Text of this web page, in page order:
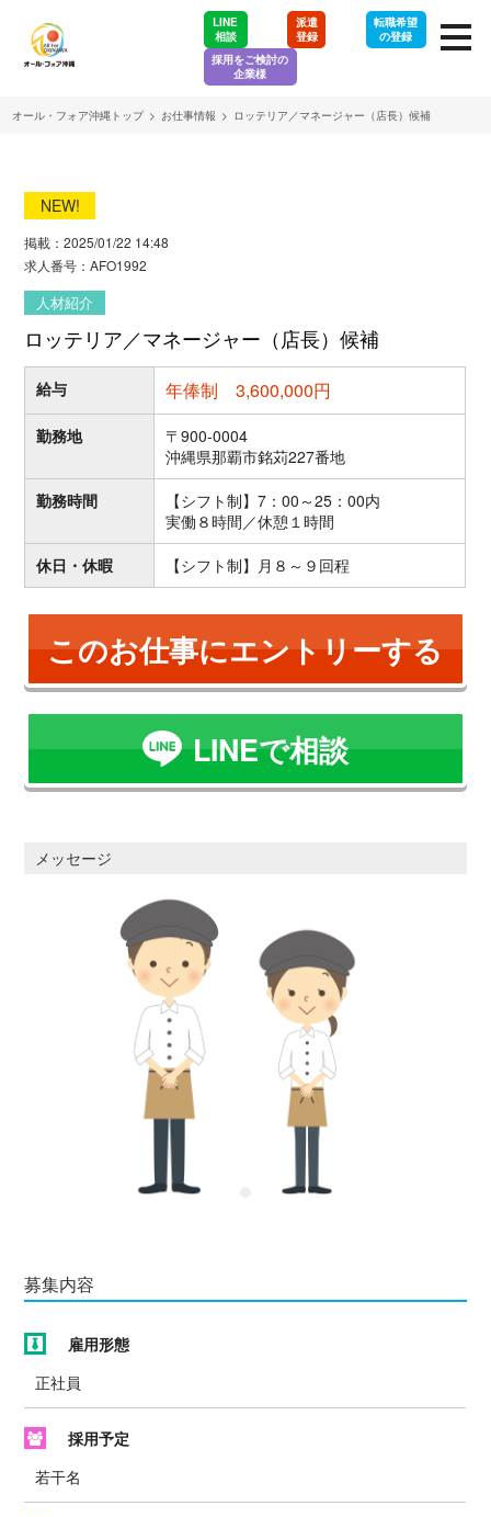
LINE
相談
派遣
登録
転職希望
の登録
採用をご検討の
企業様
オール・フォア沖縄トップ > お仕事情報 > ロッテリア／マネージャー（店長）候補
NEW!
掲載：2025/01/22 14:48
求人番号：AFO1992
人材紹介
ロッテリア／マネージャー（店長）候補
給与 年俸制 3,600,000円
勤務地
〒900-0004
沖縄県那覇市銘苅227番地
勤務時間
【シフト制】7：00～25：00内
実働８時間／休憩１時間
休日・休暇
【シフト制】月８～９回程
このお仕事にエントリーする
LINEで相談
メッセージ
募集内容
雇用形態
正社員
採用予定
若干名